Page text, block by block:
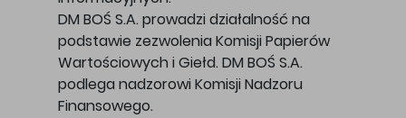
DM BOŚ S.A. prowadzi działalność na
podstawie zezwolenia Komisji Papierów
Wartościowych i Giełd. DM BOŚ S.A.
podlega nadzorowi Komisji Nadzoru
Finansowego.